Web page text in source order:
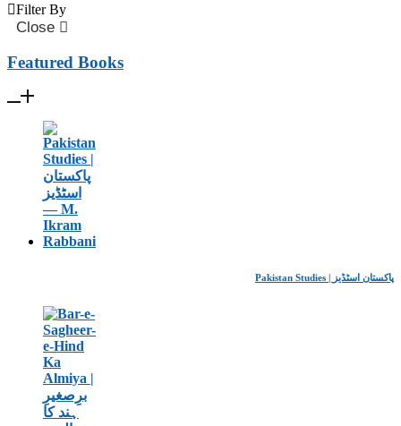
Filter By
Close
Featured Books
Pakistan Studies | پاکستان اسٹڈیز